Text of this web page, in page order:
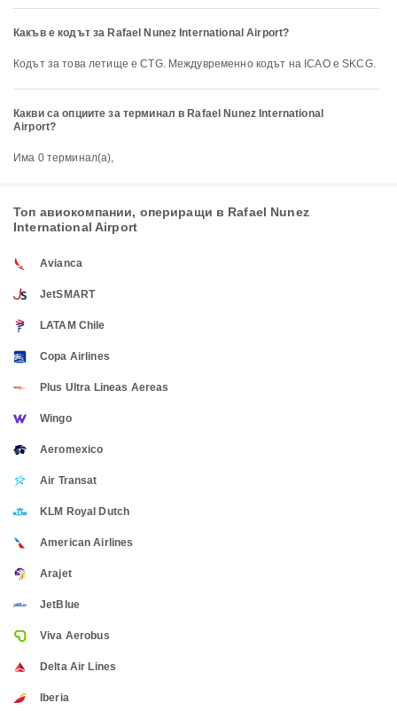
Какъв е кодът за Rafael Nunez International Airport?
Кодът за това летище е CTG. Междувременно кодът на ICAO е SKCG.
Какви са опциите за терминал в Rafael Nunez International
Airport?
Има 0 терминал(а),
Топ авиокомпании, опериращи в Rafael Nunez
International Airport
Avianca
JetSMART
LATAM Chile
Copa Airlines
Plus Ultra Lineas Aereas
Wingo
Aeromexico
Air Transat
KLM Royal Dutch
American Airlines
Arajet
JetBlue
Viva Aerobus
Delta Air Lines
Iberia